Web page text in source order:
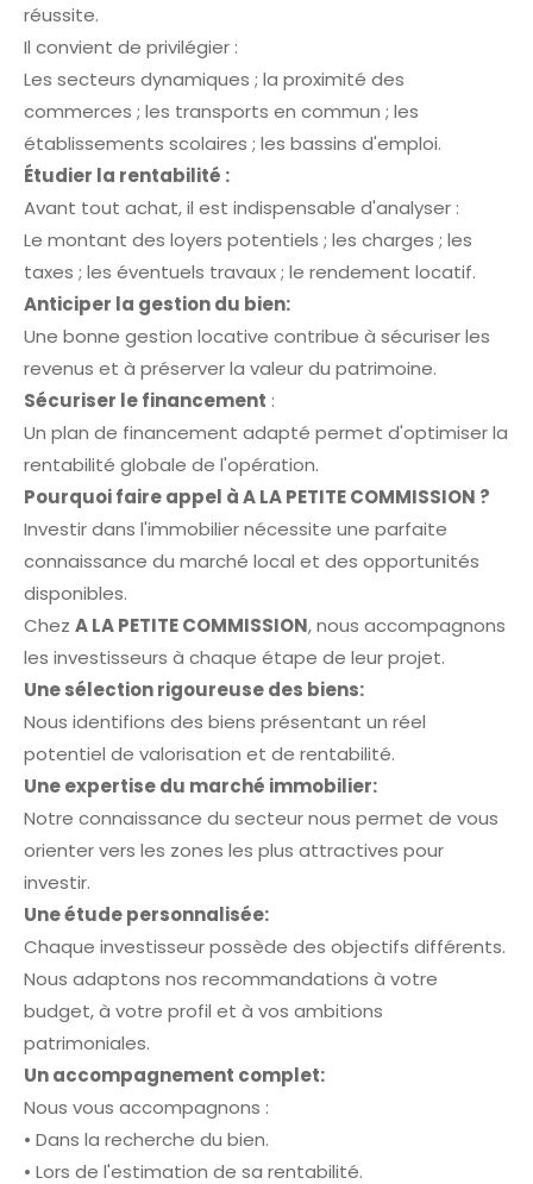
réussite.
Il convient de privilégier :
Les secteurs dynamiques ; la proximité des
commerces ; les transports en commun ; les
établissements scolaires ; les bassins d'emploi.
Étudier la rentabilité :
Avant tout achat, il est indispensable d'analyser :
Le montant des loyers potentiels ; les charges ; les
taxes ; les éventuels travaux ; le rendement locatif.
Anticiper la gestion du bien:
Une bonne gestion locative contribue à sécuriser les
revenus et à préserver la valeur du patrimoine.
Sécuriser le financement :
Un plan de financement adapté permet d'optimiser la
rentabilité globale de l'opération.
Pourquoi faire appel à A LA PETITE COMMISSION ?
Investir dans l'immobilier nécessite une parfaite
connaissance du marché local et des opportunités
disponibles.
Chez A LA PETITE COMMISSION, nous accompagnons
les investisseurs à chaque étape de leur projet.
Une sélection rigoureuse des biens:
Nous identifions des biens présentant un réel
potentiel de valorisation et de rentabilité.
Une expertise du marché immobilier:
Notre connaissance du secteur nous permet de vous
orienter vers les zones les plus attractives pour
investir.
Une étude personnalisée:
Chaque investisseur possède des objectifs différents.
Nous adaptons nos recommandations à votre
budget, à votre profil et à vos ambitions
patrimoniales.
Un accompagnement complet:
Nous vous accompagnons :
• Dans la recherche du bien.
• Lors de l'estimation de sa rentabilité.